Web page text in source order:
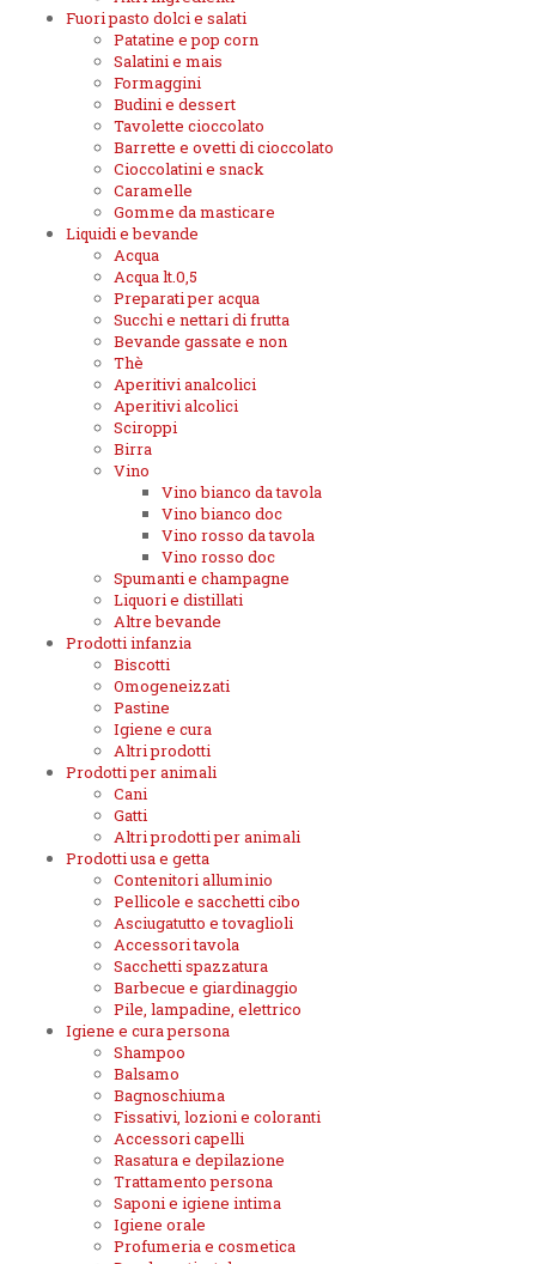
Fuori pasto dolci e salati
Patatine e pop corn
Salatini e mais
Formaggini
Budini e dessert
Tavolette cioccolato
Barrette e ovetti di cioccolato
Cioccolatini e snack
Caramelle
Gomme da masticare
Liquidi e bevande
Acqua
Acqua lt.0,5
Preparati per acqua
Succhi e nettari di frutta
Bevande gassate e non
Thè
Aperitivi analcolici
Aperitivi alcolici
Sciroppi
Birra
Vino
Vino bianco da tavola
Vino bianco doc
Vino rosso da tavola
Vino rosso doc
Spumanti e champagne
Liquori e distillati
Altre bevande
Prodotti infanzia
Biscotti
Omogeneizzati
Pastine
Igiene e cura
Altri prodotti
Prodotti per animali
Cani
Gatti
Altri prodotti per animali
Prodotti usa e getta
Contenitori alluminio
Pellicole e sacchetti cibo
Asciugatutto e tovaglioli
Accessori tavola
Sacchetti spazzatura
Barbecue e giardinaggio
Pile, lampadine, elettrico
Igiene e cura persona
Shampoo
Balsamo
Bagnoschiuma
Fissativi, lozioni e coloranti
Accessori capelli
Rasatura e depilazione
Trattamento persona
Saponi e igiene intima
Igiene orale
Profumeria e cosmetica